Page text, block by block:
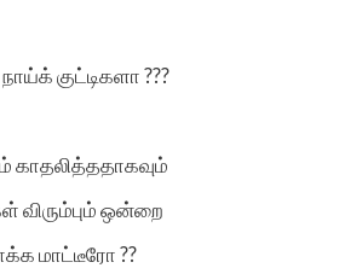
குட்டிகளா ???
காதலித்ததாகவும்
விரும்பும் ஒன்றை
மாட்டீரோ ??